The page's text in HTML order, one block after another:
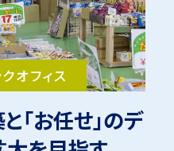
オフィス
「お任せ」のデ